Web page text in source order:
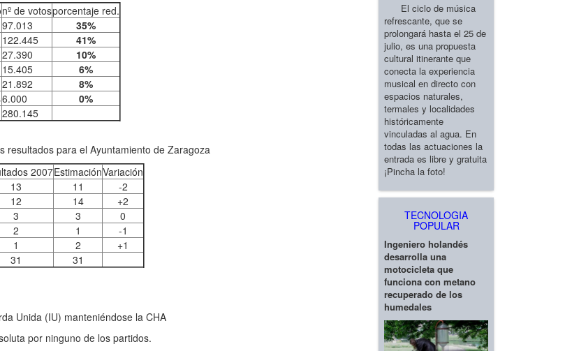
nº de votosporcentaje red.
97.013
35%
122.445
41%
27.390
10%
15.405
6%
21.892
8%
6.000
0%
280.145
resultados para el Ayuntamiento de Zaragoza
2007EstimaciónVariación
13 11
-2
12 14
+2
3 3
0
2 1
-1
1 2
+1
31
31
Unida (IU) manteniéndose la CHA
por ninguno de los partidos.
El ciclo de música
refrescante, que se
prolongará hasta el 25 de
julio, es una propuesta
cultural itinerante que
conecta la experiencia
musical en directo con
espacios naturales,
termales y localidades
históricamente
vinculadas al agua. En
todas las actuaciones la
entrada es libre y gratuita
¡Pincha la foto!
TECNOLOGIA
POPULAR
Ingeniero holandés
desarrolla una
motocicleta que
funciona con metano
recuperado de los
humedales